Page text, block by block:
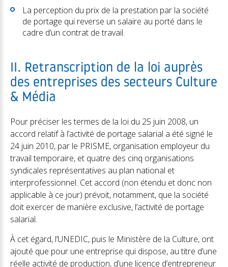
La perception du prix de la prestation par la société
de portage qui reverse un salaire au porté dans le
cadre d’un contrat de travail.
II. Retranscription de la loi auprès
des entreprises des secteurs Culture
& Média
Pour préciser les termes de la loi du 25 juin 2008, un
accord relatif à l’activité de portage salarial a été signé le
24 juin 2010, par le PRISME, organisation employeur du
travail temporaire, et quatre des cinq organisations
syndicales représentatives au plan national et
interprofessionnel. Cet accord (non étendu et donc non
applicable à ce jour) prévoit, notamment, que la société
doit exercer de manière exclusive, l’activité de portage
salarial.
À cet égard, l’UNEDIC, puis le Ministère de la Culture, ont
ajouté que pour une entreprise qui dispose, au titre d’une
réelle activité de production, d’une licence d’entrepreneur